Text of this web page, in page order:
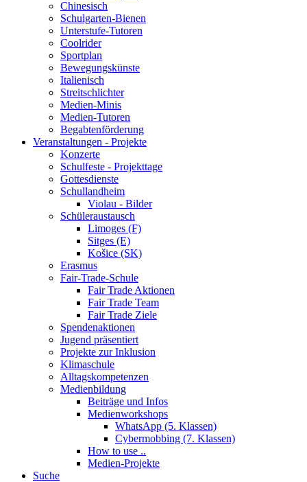
Chinesisch
Schulgarten-Bienen
Unterstufe-Tutoren
Coolrider
Sportplan
Bewegungskünste
Italienisch
Streitschlichter
Medien-Minis
Medien-Tutoren
Begabtenförderung
Veranstaltungen - Projekte
Konzerte
Schulfeste - Projekttage
Gottesdienste
Schullandheim
Violau - Bilder
Schüleraustausch
Limoges (F)
Sitges (E)
Košice (SK)
Erasmus
Fair-Trade-Schule
Fair Trade Aktionen
Fair Trade Team
Fair Trade Ziele
Spendenaktionen
Jugend präsentiert
Projekte zur Inklusion
Klimaschule
Alltagskompetenzen
Medienbildung
Beiträge und Infos
Medienworkshops
WhatsApp (5. Klassen)
Cybermobbing (7. Klassen)
How to use ..
Medien-Projekte
Suche